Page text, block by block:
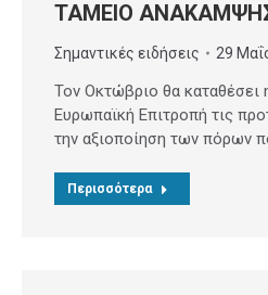
ΤΑΜΕΙΟ
Σημαντικές ειδήσεις 29
Τον Οκτώβριο θα καταθέσει
Ευρωπαϊκή Επιτροπή τις
την αξιοποίηση των πόρων
Περισσότερα